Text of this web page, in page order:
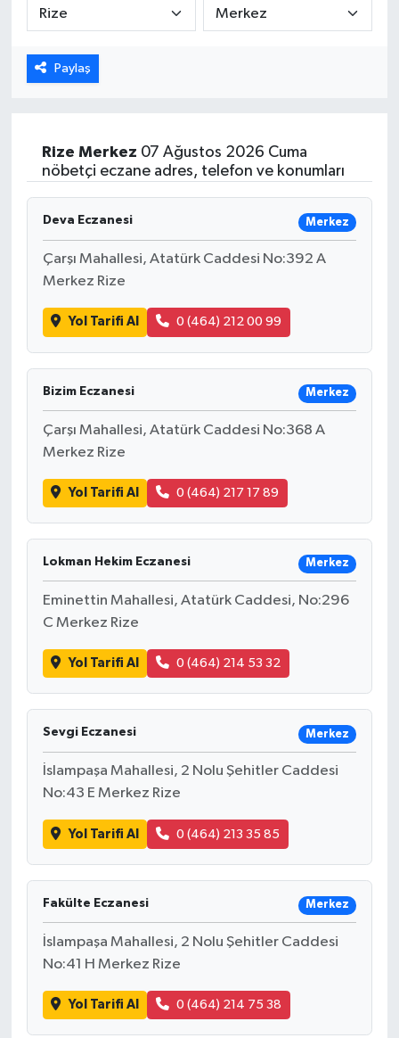
Paylaş
Rize Merkez 07 Ağustos 2026 Cuma
nöbetçi eczane adres, telefon ve konumları
Deva Eczanesi Merkez
Çarşı Mahallesi, Atatürk Caddesi No:392 A
Merkez Rize
Yol Tarifi Al 0 (464) 212 00 99
Bizim Eczanesi Merkez
Çarşı Mahallesi, Atatürk Caddesi No:368 A
Merkez Rize
Yol Tarifi Al 0 (464) 217 17 89
Lokman Hekim Eczanesi Merkez
Eminettin Mahallesi, Atatürk Caddesi, No:296
C Merkez Rize
Yol Tarifi Al 0 (464) 214 53 32
Sevgi Eczanesi Merkez
İslampaşa Mahallesi, 2 Nolu Şehitler Caddesi
No:43 E Merkez Rize
Yol Tarifi Al 0 (464) 213 35 85
Fakülte Eczanesi Merkez
İslampaşa Mahallesi, 2 Nolu Şehitler Caddesi
No:41 H Merkez Rize
Yol Tarifi Al 0 (464) 214 75 38
ÖZEL HABER
DTO